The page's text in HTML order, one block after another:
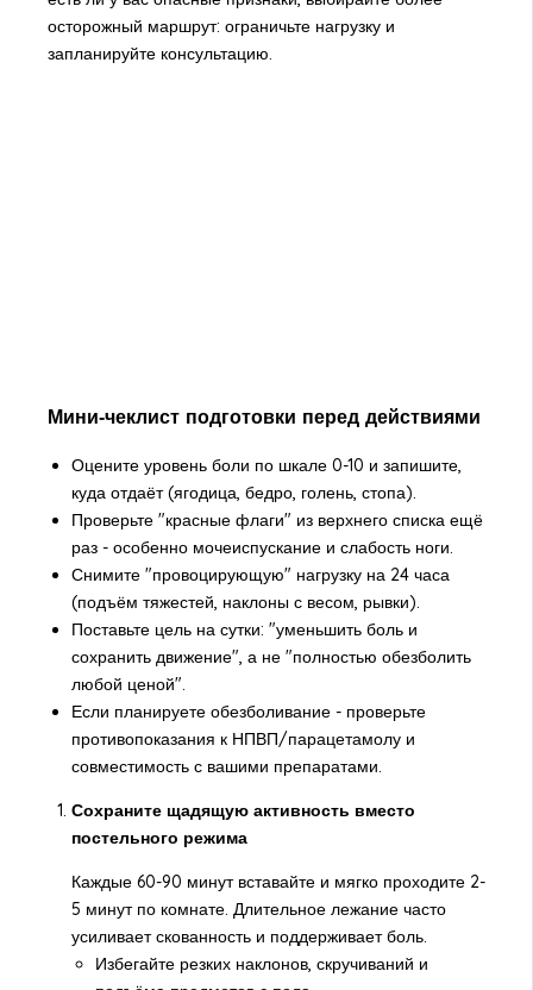
осторожный маршрут: ограничьте нагрузку и
запланируйте консультацию.
Мини‑чеклист подготовки перед действиями
Оцените уровень боли по шкале 0-10 и запишите,
куда отдаёт (ягодица, бедро, голень, стопа).
Проверьте "красные флаги" из верхнего списка ещё
раз - особенно мочеиспускание и слабость ноги.
Снимите "провоцирующую" нагрузку на 24 часа
(подъём тяжестей, наклоны с весом, рывки).
Поставьте цель на сутки: "уменьшить боль и
сохранить движение", а не "полностью обезболить
любой ценой".
Если планируете обезболивание - проверьте
противопоказания к НПВП/парацетамолу и
совместимость с вашими препаратами.
Сохраните щадящую активность вместо
постельного режима
Каждые 60-90 минут вставайте и мягко проходите 2-
5 минут по комнате. Длительное лежание часто
усиливает скованность и поддерживает боль.
Избегайте резких наклонов, скручиваний и